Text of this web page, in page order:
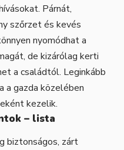
Párnát,
szőrzet és kevés
nyomódhat a
de kizárólag kerti
a családtól. Leginkább
a gazda közelében
kezelik.
– lista
biztonságos, zárt